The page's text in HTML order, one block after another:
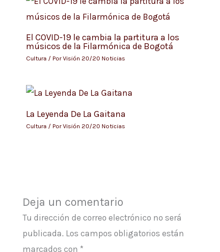
El COVID-19 le cambia la partitura a los
músicos de la Filarmónica de Bogotá
Cultura / PorVisión 20/20 Noticias
La Leyenda De La Gaitana
Cultura / PorVisión 20/20 Noticias
Deja un comentario
Tu dirección de correo electrónico no será
publicada. Los campos obligatorios están
marcados con *